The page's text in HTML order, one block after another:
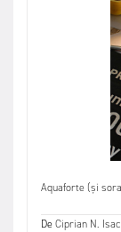
Aquaforte (și
DeCiprian N. Isac